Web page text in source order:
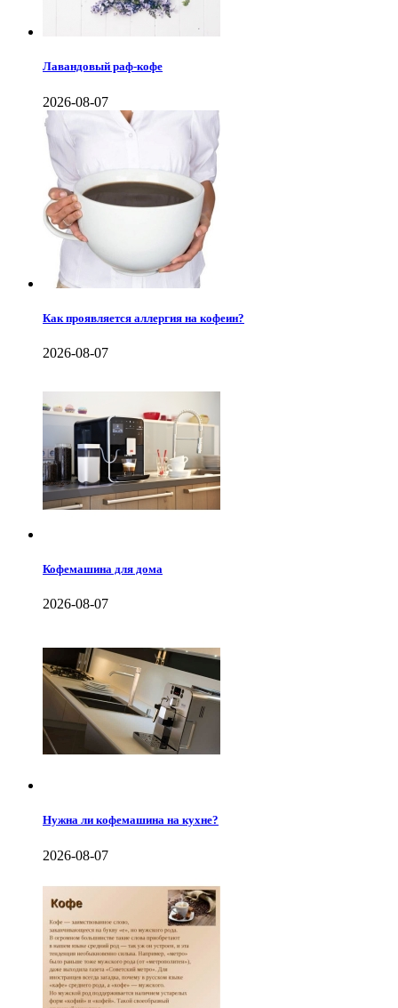
Лавандовый раф-кофе
2026-08-07
Как проявляется аллергия на кофеин?
2026-08-07
Кофемашина для дома
2026-08-07
Нужна ли кофемашина на кухне?
2026-08-07